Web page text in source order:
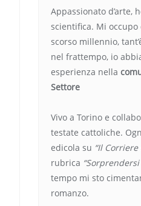
Appassionato d’arte,
scientifica. Mi occupo
scorso millennio,
nel frattempo, io
esperienza nella
Settore
Vivo a Torino e
testate cattoliche.
edicola su “Il Corriere
rubrica “Sorprendersi
tempo mi sto
romanzo.